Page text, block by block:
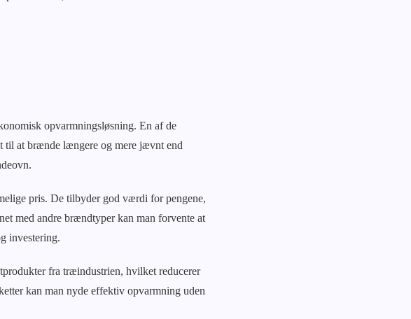
opvarmningsløsning. En af de
til at brænde længere og mere jævnt end
pris. De tilbyder god værdi for pengene,
med andre brændtyper kan man forvente at
investering.
fra træindustrien, hvilket reducerer
kan man nyde effektiv opvarmning uden